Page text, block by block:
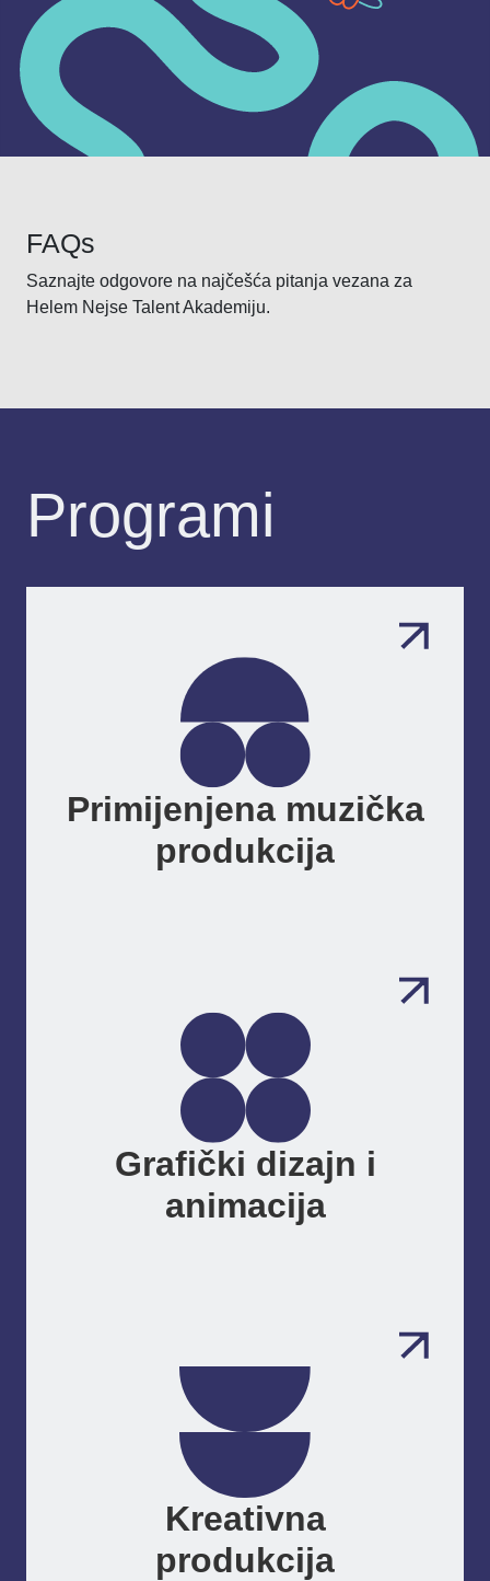
FAQs
Saznajte odgovore na najčešća pitanja vezana za
Helem Nejse Talent Akademiju.
Programi
Primijenjena muzička
produkcija
Grafički dizajn i
animacija
Kreativna
produkcija